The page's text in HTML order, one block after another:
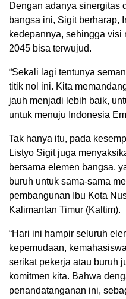
Dengan adanya sinergitas
bangsa ini, Sigit berharap,
kedepannya, sehingga visi
2045 bisa terwujud.
“Sekali lagi tentunya
titik nol ini. Kita
jauh menjadi lebih baik,
untuk menuju Indonesia
Tak hanya itu, pada
Listyo Sigit juga
bersama elemen bangsa,
buruh untuk sama-sama
pembangunan Ibu Kota
Kalimantan Timur (Kaltim).
“Hari ini hampir seluruh
kepemudaan,
serikat pekerja atau buruh
komitmen kita. Bahwa
penandatanganan ini,